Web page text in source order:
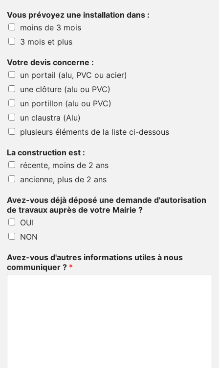
Vous prévoyez une installation dans :
moins de 3 mois
3 mois et plus
Votre devis concerne :
un portail (alu, PVC ou acier)
une clôture (alu ou PVC)
un portillon (alu ou PVC)
un claustra (Alu)
plusieurs éléments de la liste ci-dessous
La construction est :
récente, moins de 2 ans
ancienne, plus de 2 ans
Avez-vous déjà déposé une demande d'autorisation
de travaux auprès de votre Mairie ?
OUI
NON
Avez-vous d'autres informations utiles à nous
communiquer ? *